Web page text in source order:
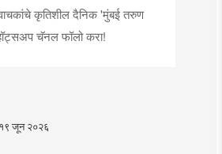
कृतिशील दैनिक 'मुंबई तरुण
चॅनल फॉलो करा!
१९ जून २०२६